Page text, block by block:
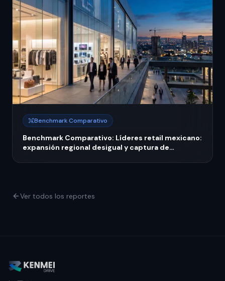
Benchmark Comparativo
Benchmark Comparativo: Líderes retail mexicano:
expansión regional desigual y captura de
Ver todos los reportes